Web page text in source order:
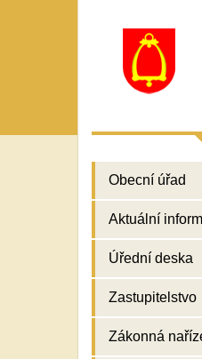
Obecní úřad
Aktuální
Úřední deska
Zastupitelstvo
Zákonná